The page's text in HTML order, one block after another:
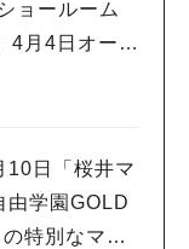
ョールーム
4月4日オープ
10日「桜井マ
由学園GOLD
特別なマル